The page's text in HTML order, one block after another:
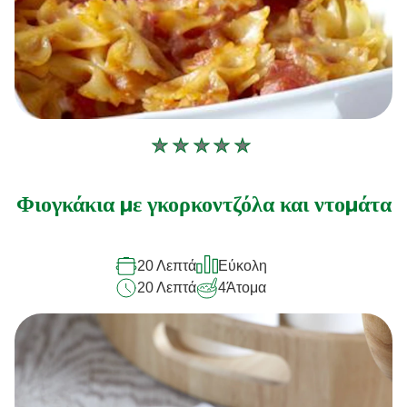
Δεν
αξιολογήσεις
αυτό
το
recipe
Φιογκάκια με γκορκοντζόλα και ντομάτα
20 Λεπτά
Εύκολη
20 Λεπτά
4Άτομα